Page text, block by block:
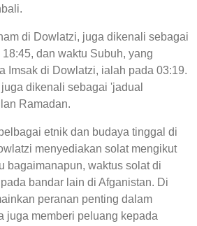
di Dowlatzi, juga dikenali sebagai
dan waktu Subuh, yang
Imsak di Dowlatzi, ialah pada 03:19.
dikenali sebagai 'jadual
Ramadan.
etnik dan budaya tinggal di
menyediakan solat mengikut
bagaimanapun, waktus solat di
bandar lain di Afganistan. Di
peranan penting dalam
juga memberi peluang kepada